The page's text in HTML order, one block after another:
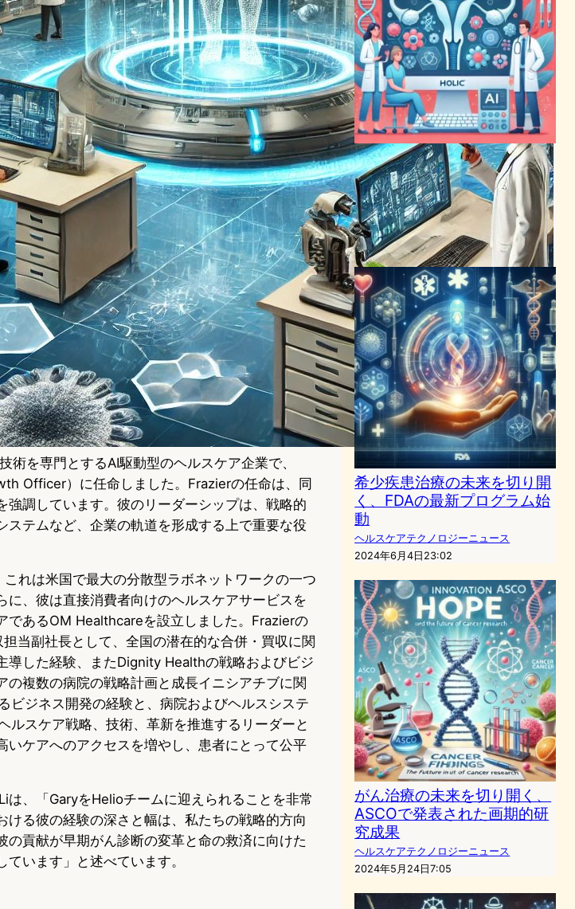
を専門とするAI駆動型のヘルスケア企業で、
Officer）に任命しました。Frazierの任命は、同
調しています。彼のリーダーシップは、戦略的
ステムなど、企業の軌道を形成する上で重要な役
れは米国で最大の分散型ラボネットワークの一つ
、彼は直接消費者向けのヘルスケアサービスを
であるOM Healthcareを設立しました。Frazierの
当副社長として、全国の潜在的な合併・買収に関
導した経験、またDignity Healthの戦略およびビジ
複数の病院の戦略計画と成長イニシアチブに関
ビジネス開発の経験と、病院およびヘルスシステ
ルスケア戦略、技術、革新を推進するリーダーと
いケアへのアクセスを増やし、患者にとって公平
、「GaryをHelioチームに迎えられることを非常
る彼の経験の深さと幅は、私たちの戦略的方向
貢献が早期がん診断の変革と命の救済に向けた
います」と述べています。
子宮頸がん検出に革新、
HologicのAI診断システムが
FDA承認を獲得
AI（人工知能）ニュース
ヘルスケアテクノロジーニュース
2024年2月10日8:45
希少疾患治療の未来を切り開
く、FDAの最新プログラム始
動
ヘルスケアテクノロジーニュース
2024年6月4日23:02
がん治療の未来を切り開く、
ASCOで発表された画期的研
究成果
ヘルスケアテクノロジーニュース
2024年5月24日7:05